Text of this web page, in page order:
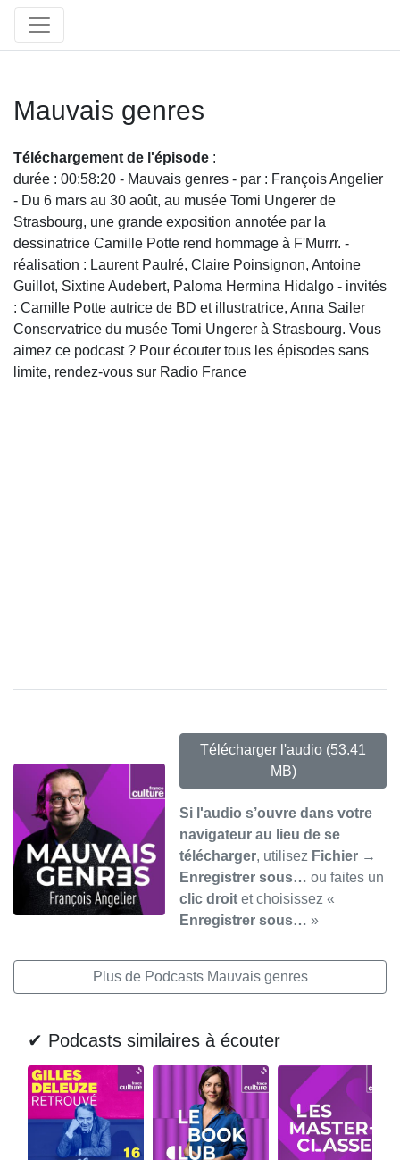
Mauvais genres
Téléchargement de l'épisode :
durée : 00:58:20 - Mauvais genres - par : François Angelier
- Du 6 mars au 30 août, au musée Tomi Ungerer de
Strasbourg, une grande exposition annotée par la
dessinatrice Camille Potte rend hommage à F'Murrr. -
réalisation : Laurent Paulré, Claire Poinsignon, Antoine
Guillot, Sixtine Audebert, Paloma Hermina Hidalgo - invités
: Camille Potte autrice de BD et illustratrice, Anna Sailer
Conservatrice du musée Tomi Ungerer à Strasbourg. Vous
aimez ce podcast ? Pour écouter tous les épisodes sans
limite, rendez-vous sur Radio France
Télécharger l'audio (53.41
MB)
Si l'audio s’ouvre dans votre
navigateur au lieu de se
télécharger, utilisez Fichier →
Enregistrer sous… ou faites un
clic droit et choisissez «
Enregistrer sous… »
Plus de Podcasts Mauvais genres
✔ Podcasts similaires à écouter